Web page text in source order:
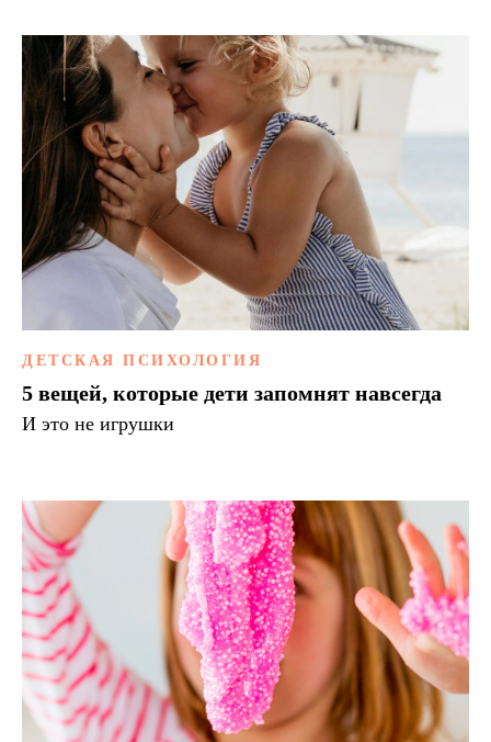
ДЕТСКАЯ ПСИХОЛОГИЯ
5 вещей, которые дети запомнят навсегда
И это не игрушки